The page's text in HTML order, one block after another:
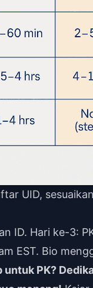
UID,
ID. Hari ke-3:
EST. Bio
untuk PK?